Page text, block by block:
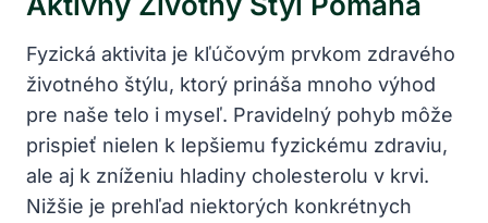
Fyzická ⁤aktivita je kľúčovým prvkom zdravého‌
životného štýlu, ktorý prináša​ mnoho výhod
pre naše telo i myseľ. Pravidelný pohyb môže
prispieť nielen k lepšiemu fyzickému zdraviu,
ale aj k zníženiu hladiny cholesterolu v krvi.
Nižšie je​ prehľad niektorých konkrétnych